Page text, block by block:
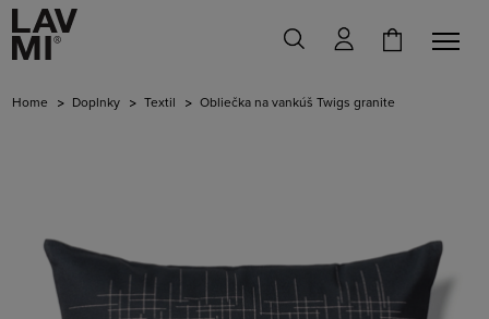
Home Doplnky Textil Obliečka na vankúš Twigs granite